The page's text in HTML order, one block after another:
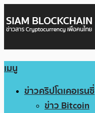
เมนู
ข่าวคริปโตเคอเรนซี่
ข่าว Bitcoin